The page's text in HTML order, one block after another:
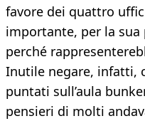
favore dei quattro
importante, per la
perché
Inutile negare, infatti,
puntati sull’aula
pensieri di molti